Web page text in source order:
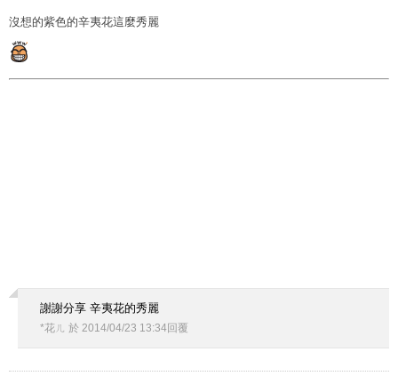
沒想的紫色的辛夷花這麼秀麗
謝謝分享 辛夷花的秀麗
*花ㄦ 於 2014/04/23 13:34回覆